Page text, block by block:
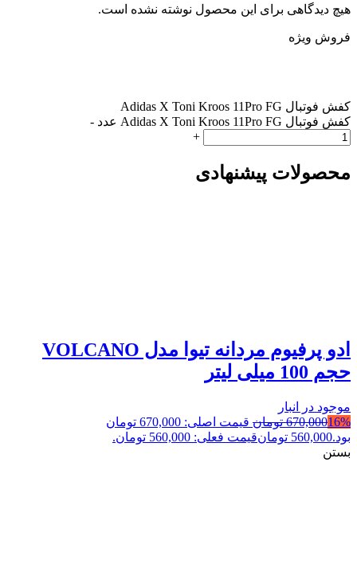
هیچ دیدگاهی برای این محصول نوشته نشده است.
فروش ویژه
کفش فوتبال Adidas X Toni Kroos 11Pro FG
کفش فوتبال Adidas X Toni Kroos 11Pro FG عدد
-
+
محصولات پیشنهادی
ادو پرفیوم مردانه تیوا مدل VOLCANO
حجم 100 میلی لیتر
موجود در انبار
16%
670,000 تومان
قیمت اصلی: 670,000 تومان
بود.560,000 تومانقیمت فعلی: 560,000 تومان.
بستن